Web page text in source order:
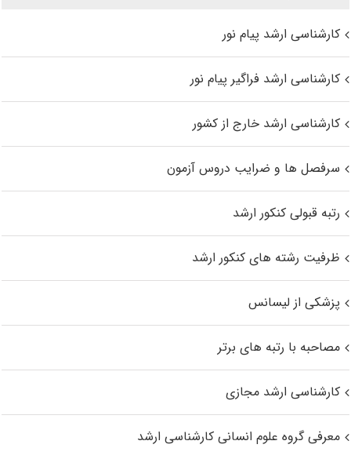
کارشناسی ارشد پیام نور
کارشناسی ارشد فراگیر پیام نور
کارشناسی ارشد خارج از کشور
سرفصل ها و ضرایب دروس آزمون
رتبه قبولی کنکور ارشد
ظرفیت رشته های کنکور ارشد
پزشکی از لیسانس
مصاحبه با رتبه های برتر
کارشناسی ارشد مجازی
معرفی گروه علوم انسانی کارشناسی ارشد